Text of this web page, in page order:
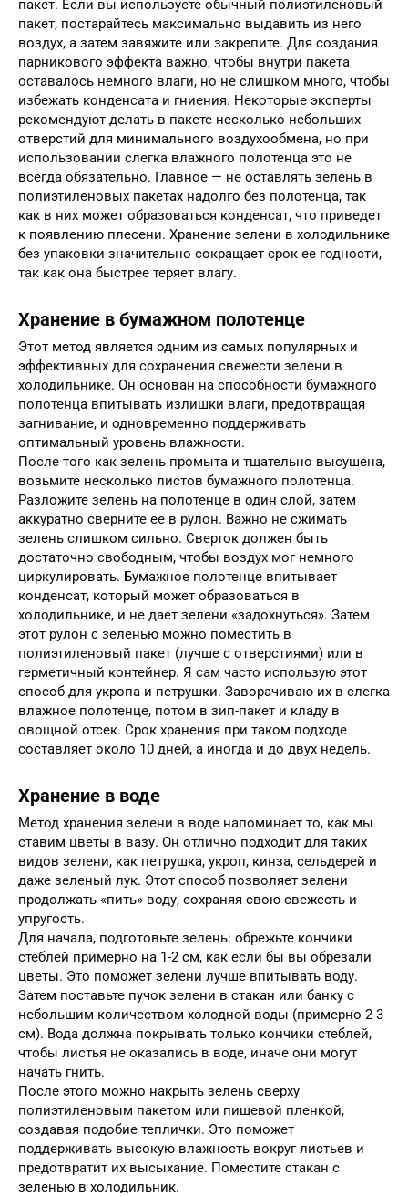
пакет. Если вы используете обычный полиэтиленовый
пакет, постарайтесь максимально выдавить из него
воздух, а затем завяжите или закрепите. Для создания
парникового эффекта важно, чтобы внутри пакета
оставалось немного влаги, но не слишком много, чтобы
избежать конденсата и гниения. Некоторые эксперты
рекомендуют делать в пакете несколько небольших
отверстий для минимального воздухообмена, но при
использовании слегка влажного полотенца это не
всегда обязательно. Главное — не оставлять зелень в
полиэтиленовых пакетах надолго без полотенца, так
как в них может образоваться конденсат, что приведет
к появлению плесени. Хранение зелени в холодильнике
без упаковки значительно сокращает срок ее годности,
так как она быстрее теряет влагу.
Хранение в бумажном полотенце
Этот метод является одним из самых популярных и
эффективных для сохранения свежести зелени в
холодильнике. Он основан на способности бумажного
полотенца впитывать излишки влаги, предотвращая
загнивание, и одновременно поддерживать
оптимальный уровень влажности.
После того как зелень промыта и тщательно высушена,
возьмите несколько листов бумажного полотенца.
Разложите зелень на полотенце в один слой, затем
аккуратно сверните ее в рулон. Важно не сжимать
зелень слишком сильно. Сверток должен быть
достаточно свободным, чтобы воздух мог немного
циркулировать. Бумажное полотенце впитывает
конденсат, который может образоваться в
холодильнике, и не дает зелени «задохнуться». Затем
этот рулон с зеленью можно поместить в
полиэтиленовый пакет (лучше с отверстиями) или в
герметичный контейнер. Я сам часто использую этот
способ для укропа и петрушки. Заворачиваю их в слегка
влажное полотенце, потом в зип-пакет и кладу в
овощной отсек. Срок хранения при таком подходе
составляет около 10 дней, а иногда и до двух недель.
Хранение в воде
Метод хранения зелени в воде напоминает то, как мы
ставим цветы в вазу. Он отлично подходит для таких
видов зелени, как петрушка, укроп, кинза, сельдерей и
даже зеленый лук. Этот способ позволяет зелени
продолжать «пить» воду, сохраняя свою свежесть и
упругость.
Для начала, подготовьте зелень: обрежьте кончики
стеблей примерно на 1-2 см, как если бы вы обрезали
цветы. Это поможет зелени лучше впитывать воду.
Затем поставьте пучок зелени в стакан или банку с
небольшим количеством холодной воды (примерно 2-3
см). Вода должна покрывать только кончики стеблей,
чтобы листья не оказались в воде, иначе они могут
начать гнить.
После этого можно накрыть зелень сверху
полиэтиленовым пакетом или пищевой пленкой,
создавая подобие теплички. Это поможет
поддерживать высокую влажность вокруг листьев и
предотвратит их высыхание. Поместите стакан с
зеленью в холодильник.